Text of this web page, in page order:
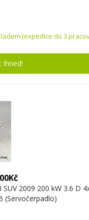
(expedice do 3
ihned!
SUV 2009 200 kW 3.6 D
(Servočerpadlo)